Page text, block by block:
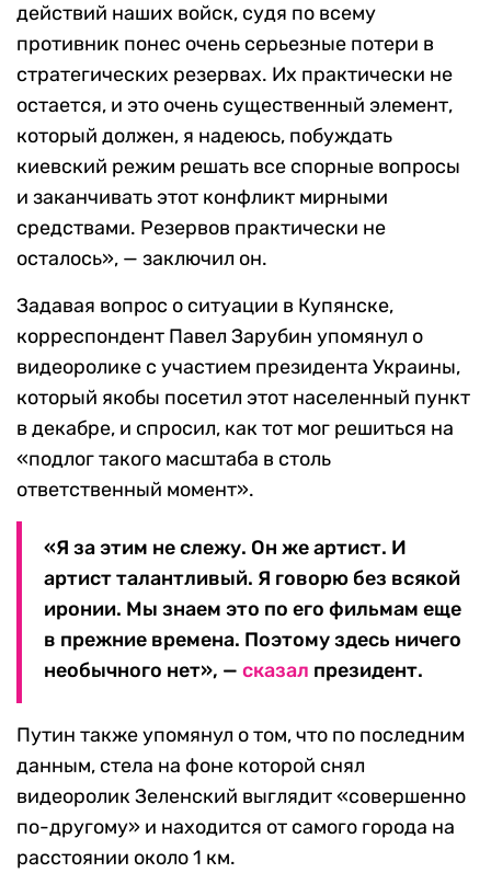
действий наших войск, судя по всему
противник понес очень серьезные потери в
стратегических резервах. Их практически не
остается, и это очень существенный элемент,
который должен, я надеюсь, побуждать
киевский режим решать все спорные вопросы
и заканчивать этот конфликт мирными
средствами. Резервов практически не
осталось», — заключил он.
Задавая вопрос о ситуации в Купянске,
корреспондент Павел Зарубин упомянул о
видеоролике с участием президента Украины,
который якобы посетил этот населенный пункт
в декабре, и спросил, как тот мог решиться на
«подлог такого масштаба в столь
ответственный момент».
«Я за этим не слежу. Он же артист. И
артист талантливый. Я говорю без всякой
иронии. Мы знаем это по его фильмам еще
в прежние времена. Поэтому здесь ничего
необычного нет», — сказал президент.
Путин также упомянул о том, что по последним
данным, стела на фоне которой снял
видеоролик Зеленский выглядит «совершенно
по-другому» и находится от самого города на
расстоянии около 1 км.